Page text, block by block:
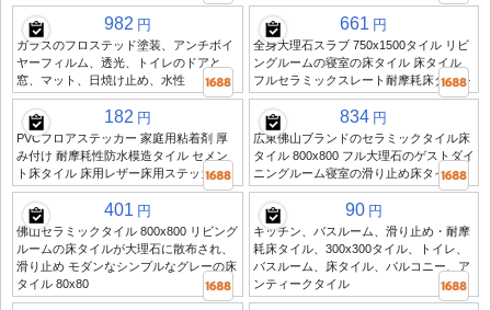
982 円
ガラスのフロステッド塗装、アンチボイ
ヤーフィルム、透光、トイレのドアと
窓、マット、日焼け止め、水性
661 円
全身大理石スラブ 750x1500タイル リビ
ングルームの寝室の床タイル 床タイル
フルセラミックスレート耐摩耗床タイル
182 円
PVCフロアステッカー 家庭用粘着剤 厚
み付け 耐摩耗性防水模造タイル セメン
ト床タイル 床用レザー床用ステッカー
834 円
広東佛山ブランドのセラミックタイル床
タイル 800x800 フル大理石のゲストダイ
ニングルーム寝室の滑り止め床タイル
401 円
佛山セラミックタイル 800x800 リビング
ルームの床タイルが大理石に散布され、
滑り止め モダンなシンプルなグレーの床
タイル 80x80
90 円
キッチン、バスルーム、滑り止め・耐摩
耗床タイル、300x300タイル、トイレ、
バスルーム、床タイル、バルコニー、ア
ンティークタイル